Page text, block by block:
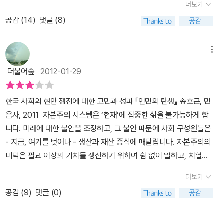
제론과 방법론, 마르크스주의 발전론, 프랑크푸르트학파의 비판이론,
등의 서양산 사회이론으로는 한국사회를 설명해내기에는 한계점이
분명하다는 점을 밝혀두고 있다. 서양 인식론으로는 성리학과 유교가
깊숙이 자리하고 있던 한국사회를 설명하기란 심층은 들여다 보지도
못한 채 표층만 보고 판단하는 오류를 그동안 범해 왔다는 것이 저자
의 지적이다. 근대의 기원을 찾는 연구들은 흔히 맹아론으로 식민지
근대화를 넘어서려는 역사학자의 책임감에서 비롯되었던 것이고, 또
한 미시사적 연구나 목적론적 연구 방법이 근대 만들기를 가로지르는
공통된 시선임을 비판하면서 조선사회를 500년 동안이나 유지, 발전
시켰던 동력의 구조, 즉 사회의 '거시적 구조'의 성쇠와 변질에서 근대
의 여명을 찾는 시도를 한 것이라고 밝히고 있다. '거시 구조의 전
환' 인민은 근대 찾기에 매우 중요한 단서를 제공한다는 것이다. 왜 하
필 인민인가? 민중이니 하는 명사를 쓰지 않은 이유가 뭘까? 부르주
아 없이는 민주주의도 없다는 테제는 대한민국에는 들어맞지 않는다
더보기
공감 (14) 댓글 (8)
더불어숲 2012-01-29
한국 사회의 현안 쟁점에 대한 고민과 성과 『인민의 탄생』 송호근, 민
음사, 2011 자본주의 시스템은 ‘현재’에 집중한 삶을 불가능하게 합
니다. 미래에 대한 불안을 조장하고, 그 불안 때문에 사회 구성원들은
- 지금, 여기를 벗어나 - 생산과 재산 증식에 매달립니다. 자본주의의
미덕은 필요 이상의 가치를 생산하기 위하여 쉼 없이 일하고, 치열하
단 불안’ 역시 이러한 메커니즘에서 기인하는데요, 이것이 가진 자, 부
르주아지를 넘어서서 모두의 신념체계가 될 수 밖에 없는 까닭은 신
더보기
공감 (9) 댓글 (0)